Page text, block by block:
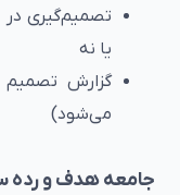
تصمیم‌گیری
یا نه
گزارش‌ تصمیم
می‌شود)
جامعه هدف و